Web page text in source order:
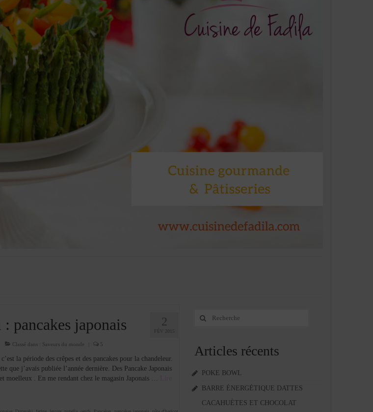
2
FÉV 2015
pancakes japonais
Classé dans : Saveurs du monde 5
la période des crêpes et des pancakes pour la chandeleur.
que j’avais publiée l’année dernière. Des Pancake Japonais
moelleux . En me rendant chez le magasin Japonais …
Rechercher
Articles récents
POKE BOWL
BARRE ÉNERGÉTIQUE DATTES
CACAHUÈTES ET CHOCOLAT